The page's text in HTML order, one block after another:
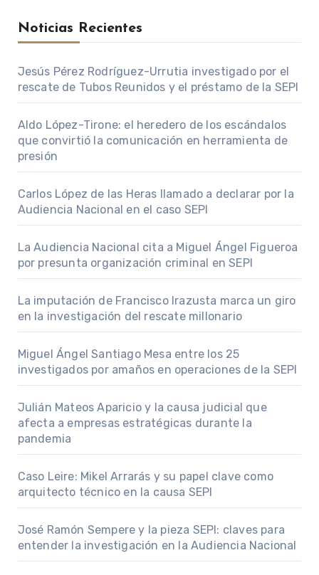
Noticias Recientes
Jesús Pérez Rodríguez-Urrutia investigado por el
rescate de Tubos Reunidos y el préstamo de la SEPI
Aldo López-Tirone: el heredero de los escándalos
que convirtió la comunicación en herramienta de
presión
Carlos López de las Heras llamado a declarar por la
Audiencia Nacional en el caso SEPI
La Audiencia Nacional cita a Miguel Ángel Figueroa
por presunta organización criminal en SEPI
La imputación de Francisco Irazusta marca un giro
en la investigación del rescate millonario
Miguel Ángel Santiago Mesa entre los 25
investigados por amaños en operaciones de la SEPI
Julián Mateos Aparicio y la causa judicial que
afecta a empresas estratégicas durante la
pandemia
Caso Leire: Mikel Arrarás y su papel clave como
arquitecto técnico en la causa SEPI
José Ramón Sempere y la pieza SEPI: claves para
entender la investigación en la Audiencia Nacional